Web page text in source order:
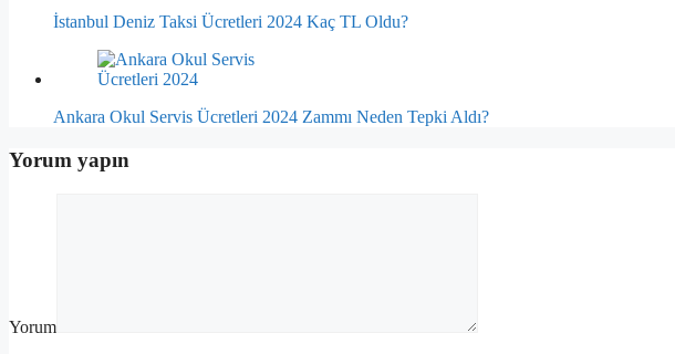
İstanbul Deniz Taksi Ücretleri 2024 Kaç TL Oldu?
Ankara Okul Servis Ücretleri 2024 Zammı Neden Tepki Aldı?
Yorum yapın
Yorum